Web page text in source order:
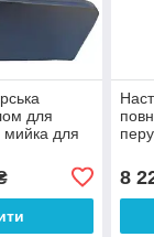
для
мийка для
8